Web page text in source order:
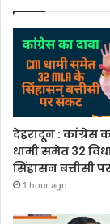
देहरादून : कांग्रेस
धामी समेत 32
सिंहासन बत्तीसी
1 hour ago